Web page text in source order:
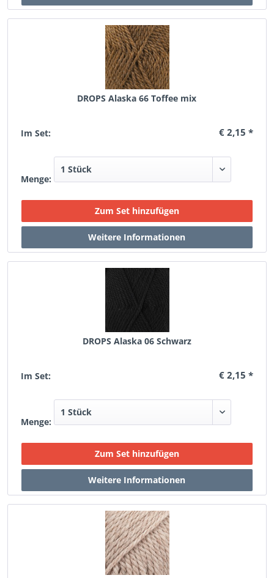
DROPS Alaska 66 Toffee mix
Im Set: € 2,15 *
Menge:
DROPS Alaska 06 Schwarz
Im Set: € 2,15 *
Menge: